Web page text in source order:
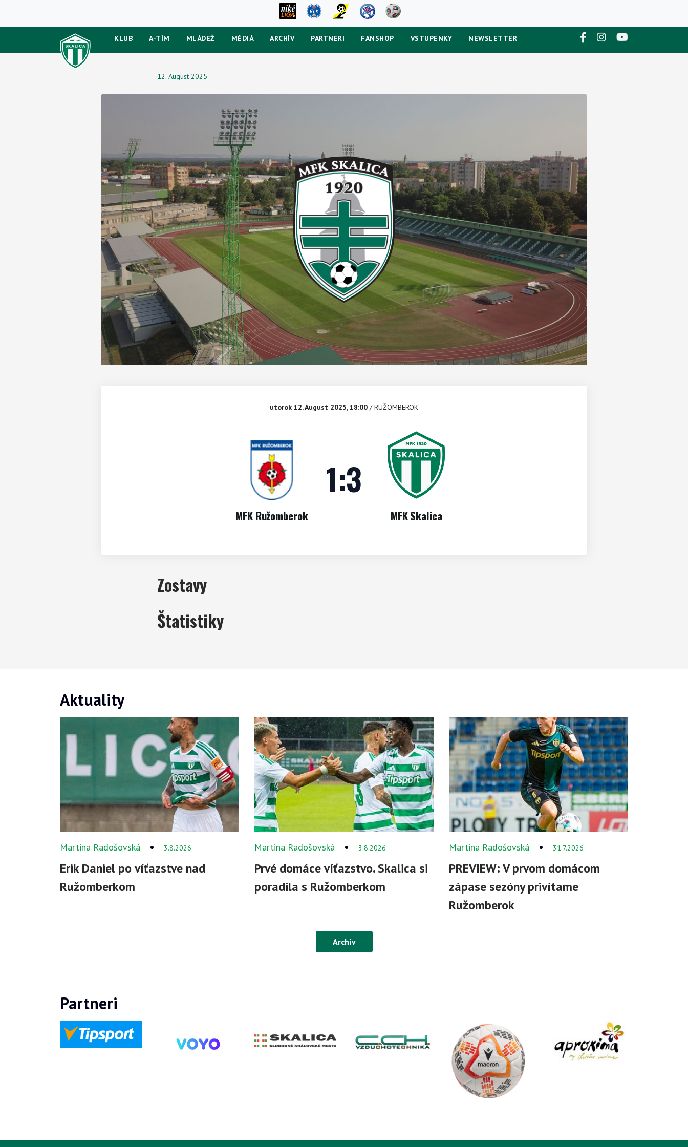
KLUB A-TÍM MLÁDEŽ MÉDIÁ ARCHÍV PARTNERI FANSHOP VSTUPENKY NEWSLETTER
12. August 2025
utorok 12. August 2025, 18:00 / RUŽOMBEROK
MFK Ružomberok
1:3
MFK Skalica
Zostavy
Štatistiky
Aktuality
Martina Radošovská 3.8.2026
Erik Daniel po víťazstve nad
Ružomberkom
Martina Radošovská 3.8.2026
Prvé domáce víťazstvo. Skalica si
poradila s Ružomberkom
Martina Radošovská 31.7.2026
PREVIEW: V prvom domácom
zápase sezóny privítame
Ružomberok
Archív
Partneri